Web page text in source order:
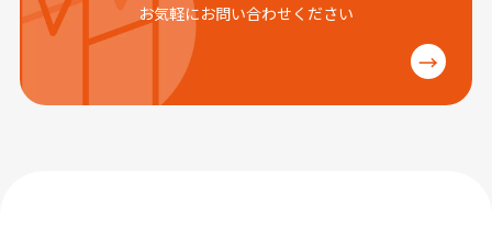
お気軽にお問い合わせください
→